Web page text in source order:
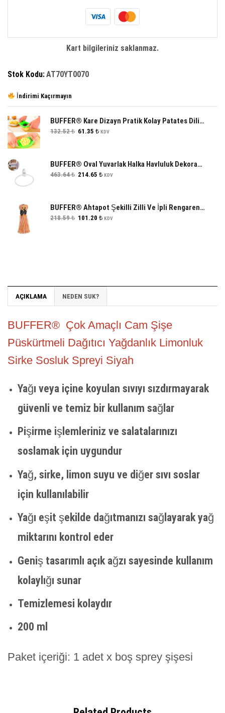
Siyah
adet
Kart bilgileriniz saklanmaz.
Stok Kodu:AT70YT0070
İndirimi Kaçırmayın
BUFFER® Kare Dizayn Pratik Kolay Patates Dilimeme Aleti Aparatı Bıçağı
132.52₺ Orijinal
61.35 ₺Şu
KDV
BUFFER® Oval Yuvarlak Halka Havluluk Dekoratif El Havlusu Tutacağı Askısı
463.64₺ Orijinal
214.65 ₺Şu
KDV
BUFFER® Ahtapot Şekilli Zilli Ve İpli Rengarenk Püsküllü Sevimli Kedi Oyuncağı
218.59₺ Orijinal
101.20 ₺ŞuKDV
AÇIKLAMA NEDEN SUK?
BUFFER® Çok Amaçlı Cam Şişe
Püskürtmeli Dağıtıcı Yağdanlık Limonluk
Sirke Sosluk Spreyi Siyah
Yağı veya içine koyulan sıvıyı sızdırmayarak
güvenli ve temiz bir kullanım sağlar
Pişirme işlemleriniz ve salatalarınızı
soslamak için uygundur
Yağ, sirke, limon suyu ve diğer sıvı soslar
için kullanılabilir
Yağı eşit şekilde dağıtmanızı sağlayarak yağ
miktarını kontrol eder
Geniş tasarımlı açık ağzı sayesinde kullanım
kolaylığı sunar
Temizlemesi kolaydır
200 ml
Paket içeriği: 1 adet x boş sprey şişesi